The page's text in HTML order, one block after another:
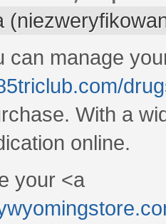
can manage
With a
online.
your <a